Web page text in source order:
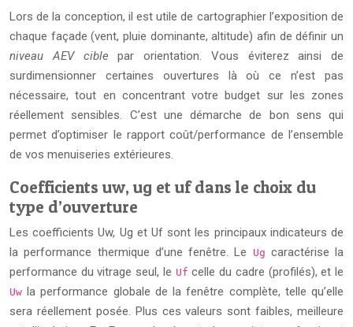
Lors de la conception, il est utile de cartographier l’exposition de
chaque façade (vent, pluie dominante, altitude) afin de définir un
niveau AEV cible par orientation. Vous éviterez ainsi de
surdimensionner certaines ouvertures là où ce n’est pas
nécessaire, tout en concentrant votre budget sur les zones
réellement sensibles. C’est une démarche de bon sens qui
permet d’optimiser le rapport coût/performance de l’ensemble
de vos menuiseries extérieures.
Coefficients uw, ug et uf dans le choix du
type d’ouverture
Les coefficients Uw, Ug et Uf sont les principaux indicateurs de
la performance thermique d’une fenêtre. Le
Ug caractérise la
performance du vitrage seul, le Uf celle du cadre (profilés), et le
Uw la performance globale de la fenêtre complète, telle qu’elle
sera réellement posée. Plus ces valeurs sont faibles, meilleure